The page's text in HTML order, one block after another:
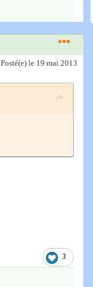
Posté(e) le 19 mai 2013
3